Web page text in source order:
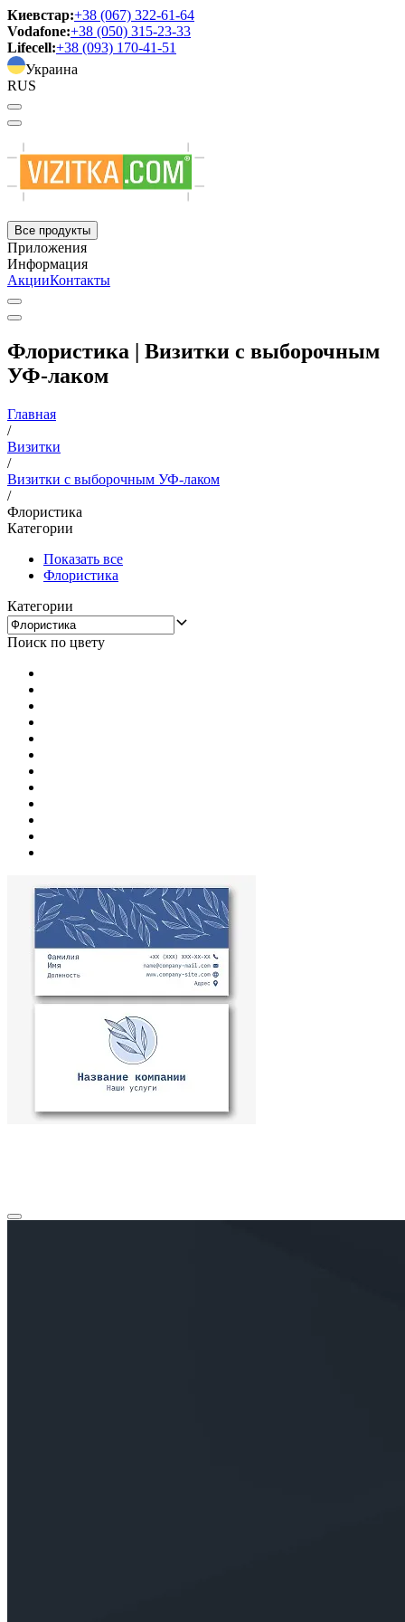
Киевстар:+38 (067) 322-61-64
Vodafone:+38 (050) 315-23-33
Lifecell:+38 (093) 170-41-51
Украина
RUS
Все продукты
Приложения
Информация
АкцииКонтакты
Флористика | Визитки с выборочным
УФ-лаком
Главная
/
Визитки
/
Визитки с выборочным УФ-лаком
/
Флористика
Категории
Показать все
Флористика
Категории
Поиск по цвету